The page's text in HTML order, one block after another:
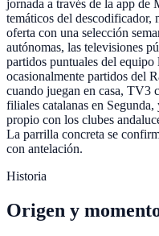
jornada a través de la app de
temáticos del
oferta con una selección
autónomas, las televisiones
partidos puntuales del
ocasionalmente partidos del
cuando juegan en casa, TV3
filiales catalanas en
propio con los clubes
La parrilla concreta se
con antelación.
Historia
Origen y